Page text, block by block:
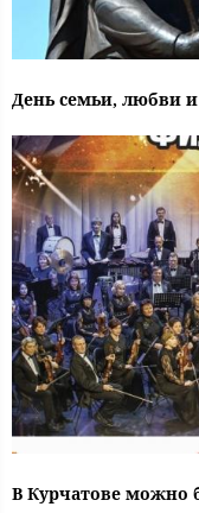
День семьи, любви
В Курчатове можно